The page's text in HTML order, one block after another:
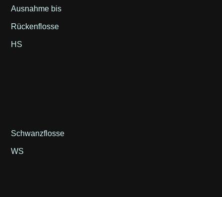
Ausnahme bis
Rückenflosse
HS
Schwanzflosse
WS